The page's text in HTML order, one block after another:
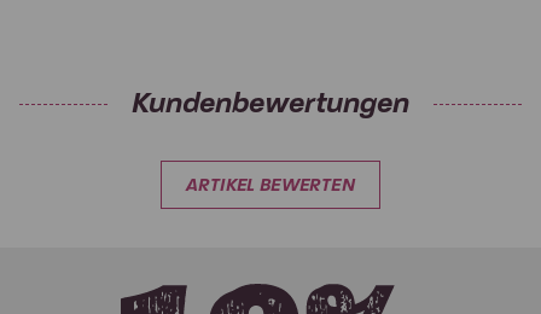
Kundenbewertungen
ARTIKEL BEWERTEN